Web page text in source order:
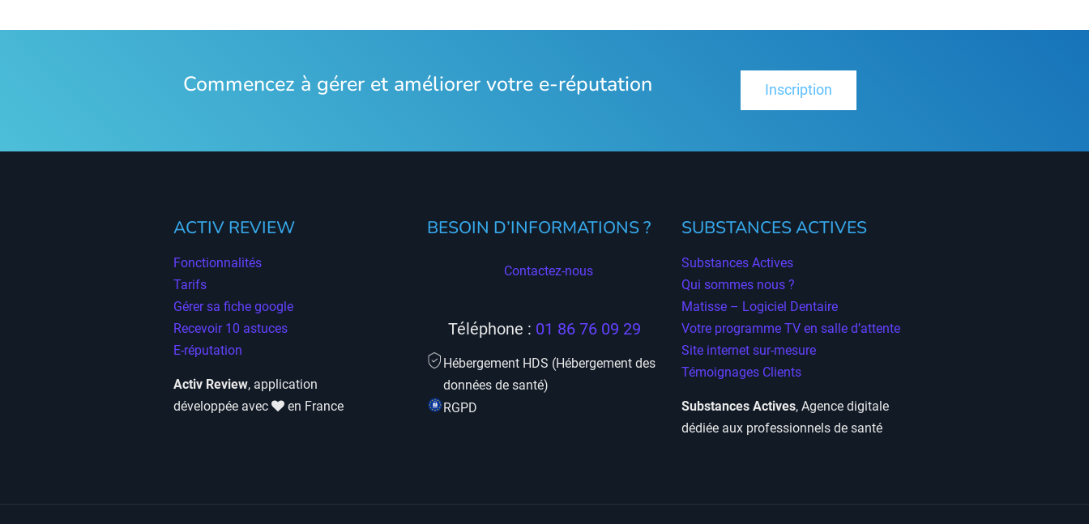
Commencez à gérer et améliorer votre e-réputation Inscription
ACTIV REVIEW
Fonctionnalités
Tarifs
Gérer sa fiche google
Recevoir 10 astuces
E-réputation
Activ Review, application
développée avec
en France
BESOIN D’INFORMATIONS ?
Contactez-nous
Téléphone : 01 86 76 09 29
Hébergement HDS (Hébergement des
données de santé)
RGPD
SUBSTANCES ACTIVES
Substances Actives
Qui sommes nous ?
Matisse – Logiciel Dentaire
Votre programme TV en salle d’attente
Site internet sur-mesure
Témoignages Clients
Substances Actives, Agence digitale
dédiée aux professionnels de santé